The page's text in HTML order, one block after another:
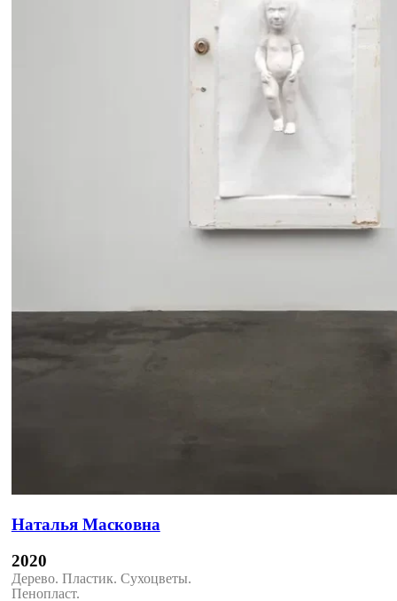
Наталья Масковна
2020
Дерево. Пластик. Сухоцветы.
Пенопласт.